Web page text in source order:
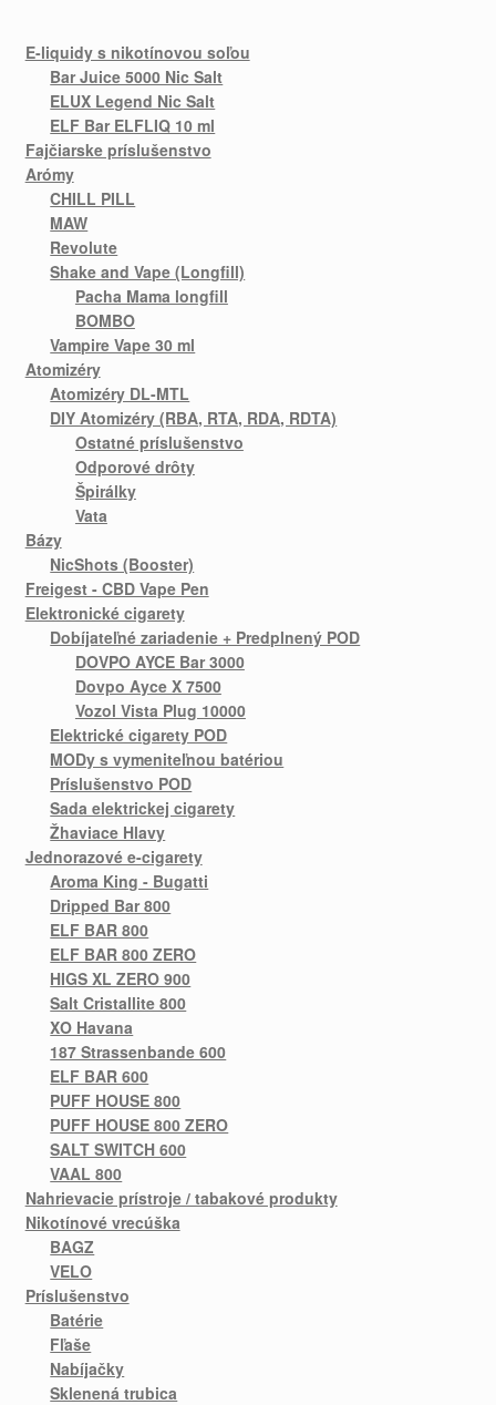
E-liquidy s nikotínovou soľou
Bar Juice 5000 Nic Salt
ELUX Legend Nic Salt
ELF Bar ELFLIQ 10 ml
Fajčiarske príslušenstvo
Arómy
CHILL PILL
MAW
Revolute
Shake and Vape (Longfill)
Pacha Mama longfill
BOMBO
Vampire Vape 30 ml
Atomizéry
Atomizéry DL-MTL
DIY Atomizéry (RBA, RTA, RDA, RDTA)
Ostatné príslušenstvo
Odporové drôty
Špirálky
Vata
Bázy
NicShots (Booster)
Freigest - CBD Vape Pen
Elektronické cigarety
Dobíjateľné zariadenie + Predplnený POD
DOVPO AYCE Bar 3000
Dovpo Ayce X 7500
Vozol Vista Plug 10000
Elektrické cigarety POD
MODy s vymeniteľnou batériou
Príslušenstvo POD
Sada elektrickej cigarety
Žhaviace Hlavy
Jednorazové e-cigarety
Aroma King - Bugatti
Dripped Bar 800
ELF BAR 800
ELF BAR 800 ZERO
HIGS XL ZERO 900
Salt Cristallite 800
XO Havana
187 Strassenbande 600
ELF BAR 600
PUFF HOUSE 800
PUFF HOUSE 800 ZERO
SALT SWITCH 600
VAAL 800
Nahrievacie prístroje / tabakové produkty
Nikotínové vrecúška
BAGZ
VELO
Príslušenstvo
Batérie
Fľaše
Nabíjačky
Sklenená trubica